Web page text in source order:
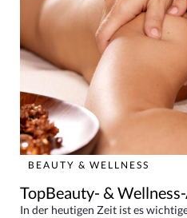
BEAUTY & WELLNESS
TopBeauty- &
In der heutigen Zeit ist es